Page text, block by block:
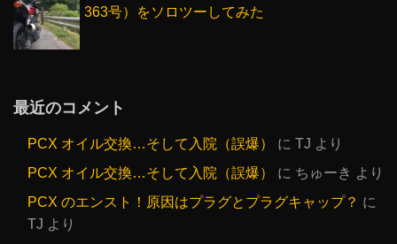
363号）をソロツーしてみた
最近のコメント
PCX オイル交換…そして入院（誤爆） に TJ より
PCX オイル交換…そして入院（誤爆）
に ちゅーき より
PCX のエンスト！原因はプラグとプラグキャップ？ に
TJ より